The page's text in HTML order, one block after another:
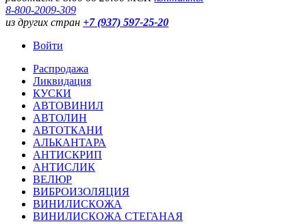
8-800-2009-309
из других стран +7 (937) 597-25-20
Войти
Распродажа
Ликвидация
КУСКИ
АВТОВИНИЛ
АВТОЛИН
АВТОТКАНИ
АЛЬКАНТАРА
АНТИСКРИП
АНТИСЛИК
ВЕЛЮР
ВИБРОИЗОЛЯЦИЯ
ВИНИЛИСКОЖА
ВИНИЛИСКОЖА СТЕГАНАЯ